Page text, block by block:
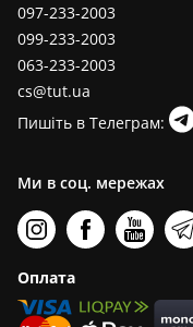
097-233-2003
099-233-2003
063-233-2003
cs@tut.ua
Пишіть в Телеграм:
Ми в соц. мережах
Оплата